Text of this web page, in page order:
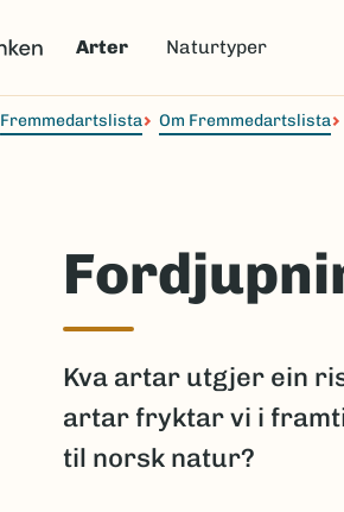
Arter Naturtyper
Fremmedartslista Om Fremmedartslista
Kva artar utgjer ein
artar fryktar vi i
til norsk natur?